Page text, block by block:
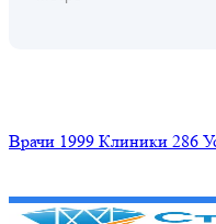
Врачи 1999 Клиники 286